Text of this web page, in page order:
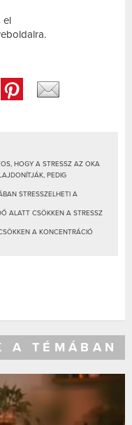
el
HOGY A STRESSZ AZ OKA
PEDIG
STRESSZELHETI A
ALATT CSÖKKEN A STRESSZ
A KONCENTRÁCIÓ
A TÉMÁBAN